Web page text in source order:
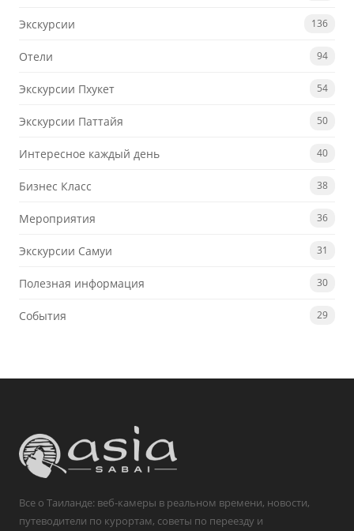
Экскурсии 136
Отели 94
Экскурсии Пхукет 54
Экскурсии Паттайя 50
Интересное каждый день 40
Бизнес Класс 38
Мероприятия 36
Экскурсии Самуи 31
Полезная информация 30
События 29
Все о Таиланде: веб-камеры в реальном времени, новости,
путеводители по курортам, советы по переезду и